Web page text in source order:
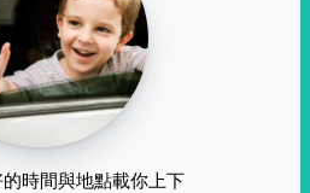
時間與地點載你上下